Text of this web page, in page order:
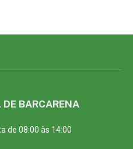
BARCARENA
de 08:00 às 14:00